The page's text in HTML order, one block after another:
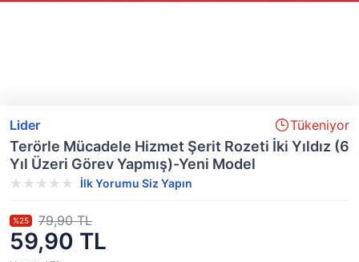
Lider Tükeniyor
Terörle Mücadele Hizmet Şerit Rozeti İki Yıldız (6
Yıl Üzeri Görev Yapmış)-Yeni Model
İlk Yorumu Siz Yapın
59,90 TL
%25 79,90 TL